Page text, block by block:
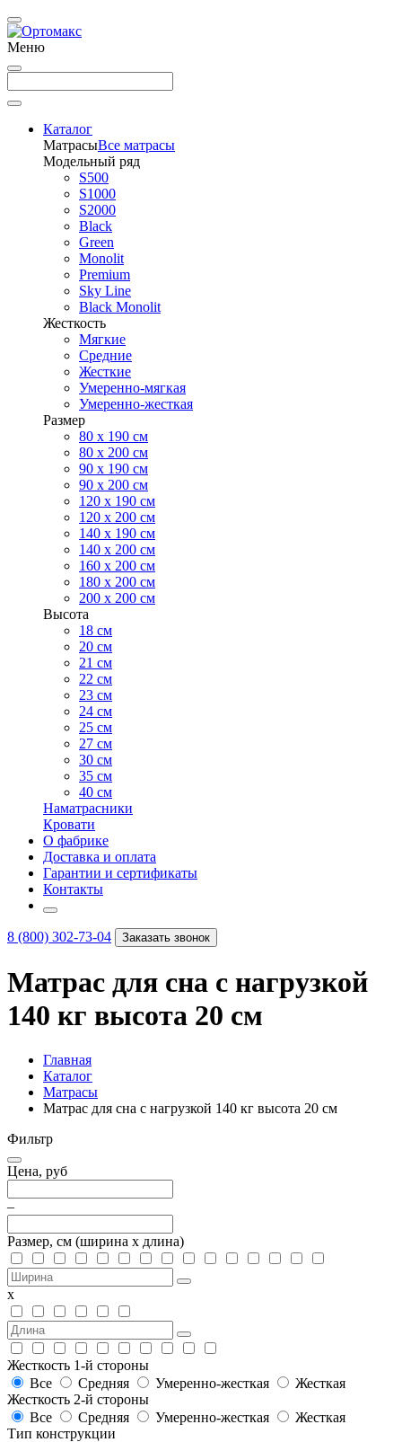
Меню
Каталог
МатрасыВсе матрасы
Модельный ряд
S500
S1000
S2000
Black
Green
Monolit
Premium
Sky Line
Black Monolit
Жесткость
Мягкие
Средние
Жесткие
Умеренно-мягкая
Умеренно-жесткая
Размер
80 х 190 см
80 х 200 см
90 х 190 см
90 х 200 см
120 х 190 см
120 х 200 см
140 х 190 см
140 х 200 см
160 х 200 см
180 х 200 см
200 х 200 см
Высота
18 см
20 см
21 см
22 см
23 см
24 см
25 см
27 см
30 см
35 см
40 см
Наматрасники
Кровати
О фабрике
Доставка и оплата
Гарантии и сертификаты
Контакты
8 (800) 302-73-04 Заказать звонок
Матрас для сна с нагрузкой
140 кг высота 20 см
Главная
Каталог
Матрасы
Матрас для сна с нагрузкой 140 кг высота 20 см
Фильтр
Цена, руб
–
Размер, см (ширина х длина)
х
Жесткость 1-й стороны
Все
Средняя Умеренно-жесткая
Жесткая
Жесткость 2-й стороны
Все
Средняя Умеренно-жесткая
Жесткая
Тип конструкции